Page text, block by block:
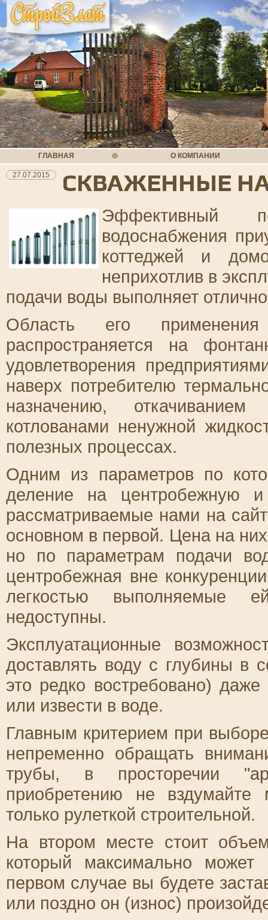
ГЛАВНАЯ О КОМПАНИИ
27.07.2015 СКВАЖЕННЫЕ
Эффективный
водоснабжения
коттеджей и
неприхотлив в
подачи воды выполняет
Область его
распространяется на
удовлетворения
наверх потребителю
назначению,
котлованами ненужной
полезных процессах.
Одним из параметров по
деление на центробежную
рассматриваемые нами на
основном в первой. Цена на
но по параметрам подачи
центробежная вне
легкостью выполняемые
недоступны.
Эксплуатационные
доставлять воду с глубины в
это редко востребовано)
или извести в воде.
Главным критерием при
непременно обращать
трубы, в просторечии
приобретению не вздумайте
только рулеткой строительной.
На втором месте стоит
который максимально
первом случае вы будете
или поздно он (износ)